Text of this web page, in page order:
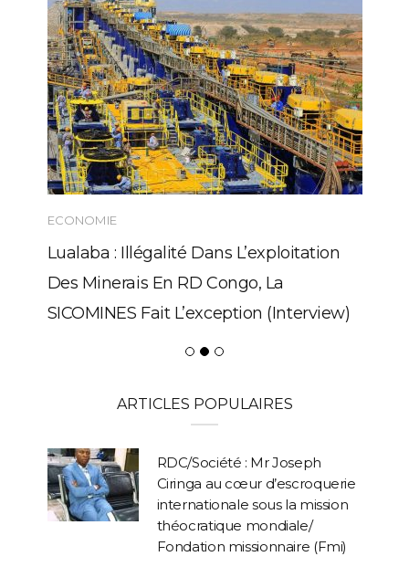
ECONOMIE
Lualaba : Illégalité Dans L’exploitation
Des Minerais En RD Congo, La
SICOMINES Fait L’exception (Interview)
ARTICLES POPULAIRES
RDC/Société : Mr Joseph
Ciringa au cœur d’escroquerie
internationale sous la mission
théocratique mondiale/
Fondation missionnaire (Fmi)